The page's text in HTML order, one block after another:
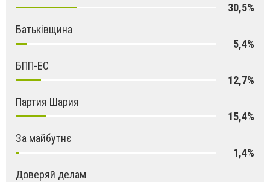
30,5%
Батьківщина
5,4%
БПП-ЕС
12,7%
Партия Шария
15,4%
За майбутнє
1,4%
Доверяй делам